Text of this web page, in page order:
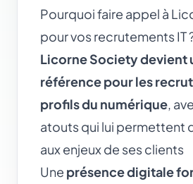
Pourquoi faire appel à
pour vos recrutements IT
Licorne Society devient
référence pour les
profils du numérique,
atouts qui lui permettent
aux enjeux de ses clients
Une présence digitale